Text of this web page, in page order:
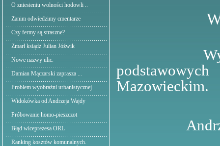
O zniesieniu wolności hodowli ..
Zanim odwiedzimy cmentarze
Czy fermy są straszne?
Zmarł ksiądz Julian Jóźwik
Nowe nazwy ulic.
Damian Mączarski zaprasza ...
Problem wyobraźni urbanistycznej
Widokówka od Andrzeja Wajdy
Próbowanie homo-pieszczot
Błąd wiceprezesa ORL
Ranking kosztów komunalnych.
Wycieczki
Mazowieckim.
Andrzej